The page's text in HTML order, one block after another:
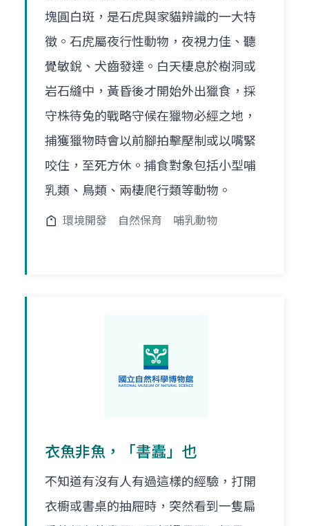
塊圓白斑，是石虎與家貓辨識的一大特
徵。石虎屬夜行性動物，夜視力佳、聽
覺敏銳、犬齒發達。白天棲息於樹洞或
岩石縫中，黃昏後才開始外出獵食，採
守株待兔的戰略守候在獵物必經之地，
捕獲獵物時會以前腳拍擊壓制或以嘴緊
咬住，至死方休。捕食對象包括小型哺
乳類、鳥類、兩棲爬行類等動物。
環境開發 自然保育 哺乳動物
衣魚非魚，「書蠹」也
不知道有沒有人有過這樣的經驗，打開
衣櫥或書桌的抽屜時，突然看到一隻扁